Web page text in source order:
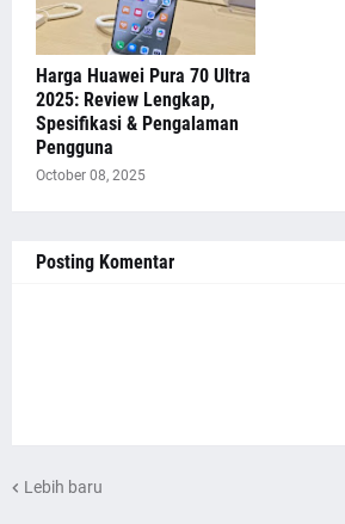
Harga Huawei Pura 70 Ultra
2025: Review Lengkap,
Spesifikasi & Pengalaman
Pengguna
October 08, 2025
Posting Komentar
Lebih baru